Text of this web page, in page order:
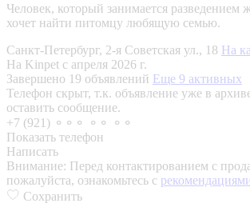
Человек, который занимается разведением
хочет найти питомцу любящую семью.
Санкт-Петербург, 2-я Советская ул., 18 На
На Kinpet c апреля 2026 г.
Завершено 19 объявлений Еще 9 активных
Телефон скрыт, т.к. объявление уже в
оставить сообщение.
+7 (921) ⚬⚬⚬ ⚬⚬ ⚬⚬
Показать телефон
Написать
Внимание: Перед контактированием с
пожалуйста, ознакомьтесь с
Сохранить